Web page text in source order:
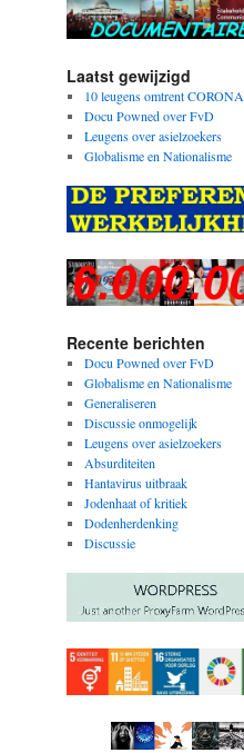
Laatst gewijzigd
10 leugens omtrent CORONA
Docu Powned over FvD
Leugens over asielzoekers
Globalisme en Nationalisme
Recente berichten
Docu Powned over FvD
Globalisme en Nationalisme
Generaliseren
Discussie onmogelijk
Leugens over asielzoekers
Absurditeiten
Hantavirus uitbraak
Jodenhaat of kritiek
Dodenherdenking
Discussie